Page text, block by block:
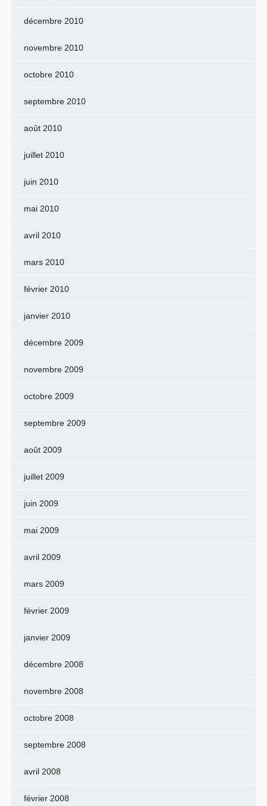
décembre 2010
novembre 2010
octobre 2010
septembre 2010
août 2010
juillet 2010
juin 2010
mai 2010
avril 2010
mars 2010
février 2010
janvier 2010
décembre 2009
novembre 2009
octobre 2009
septembre 2009
août 2009
juillet 2009
juin 2009
mai 2009
avril 2009
mars 2009
février 2009
janvier 2009
décembre 2008
novembre 2008
octobre 2008
septembre 2008
avril 2008
février 2008